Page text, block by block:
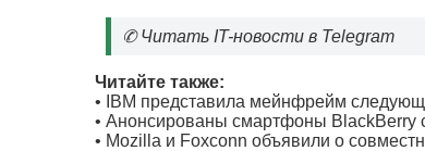
✆Читать IT-новости в Telegram
Читайте также:
•
IBM представила мейнфрейм
• Анонсированы смартфоны BlackBerry
• Mozilla и Foxconn объявили о